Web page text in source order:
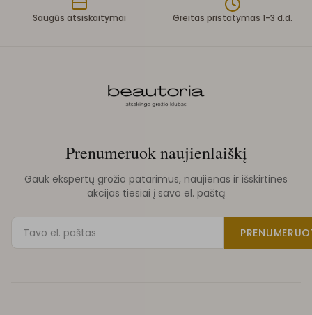
Saugūs atsiskaitymai Greitas pristatymas 1-3 d.d.
Prenumeruok naujienlaiškį
Gauk ekspertų grožio patarimus, naujienas ir išskirtines
akcijas tiesiai į savo el. paštą